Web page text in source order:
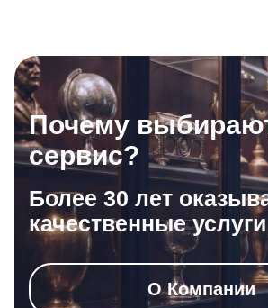
Почему
сервис?
Более 30 лет
качественные
О Компании